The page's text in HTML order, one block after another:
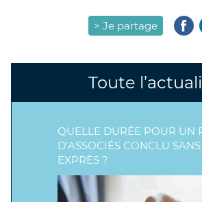
> Je partage
Toute
QUELLE DURÉE POUR UN
D’ASSOCIÉS CONCLU
EXPRÈS ?